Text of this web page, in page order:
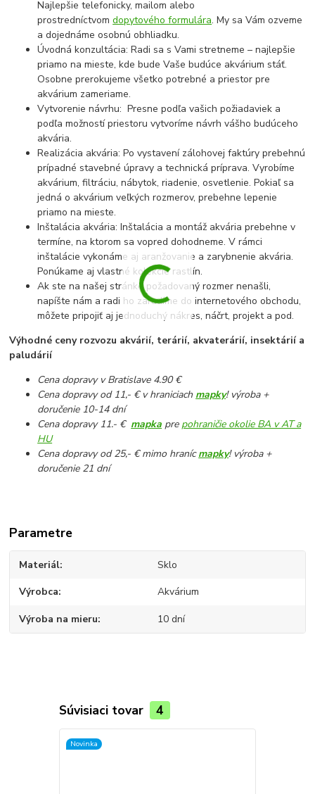
Najlepšie telefonicky, mailom alebo
prostredníctvomdopytového formulára. My sa Vám ozveme
a dojednáme osobnú obhliadku.
Úvodná konzultácia: Radi sa s Vami stretneme – najlepšie
priamo na mieste, kde bude Vaše budúce akvárium stáť.
Osobne prerokujeme všetko potrebné a priestor pre
akvárium zameriame.
Vytvorenie návrhu: Presne podľa vašich požiadaviek a
podľa možností priestoru vytvoríme návrh vášho budúceho
akvária.
Realizácia akvária: Po vystavení zálohovej faktúry prebehnú
prípadné stavebné úpravy a technická príprava. Vyrobíme
akvárium, filtráciu, nábytok, riadenie, osvetlenie. Pokiaľ sa
jedná o akvárium veľkých rozmerov, prebehne lepenie
priamo na mieste.
Inštalácia akvária: Inštalácia a montáž akvária prebehne v
termíne, na ktorom sa vopred dohodneme. V rámci
inštalácie vykonáme aj aranžovanie a zarybnenie akvária.
Ponúkame aj vlastné kolekcie rastlín.
Ak ste na našej stránke požadovaný rozmer nenašli,
napíšte nám a radi ho zaradíme do internetového obchodu,
môžete pripojiť aj jednoduchý nákres, náčrt, projekt a pod.
Výhodné ceny rozvozu akvárií, terárií, akvaterárií, insektárií a
paludárií
Cena dopravy v Bratislave 4.90 €
Cena dopravy od 11,- € v hraniciach mapky! výroba +
doručenie 10-14 dní
Cena dopravy 11.- € mapka pre pohraničie okolie BA v AT a
HU
Cena dopravy od 25,- € mimo hranícmapky! výroba +
doručenie 21 dní
Parametre
Materiál Sklo
Výrobca Akvárium
Výroba na mieru 10 dní
Súvisiaci tovar 4
Novinka